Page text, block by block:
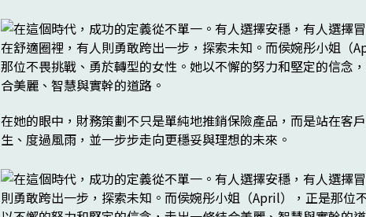
在她的眼中，財務策劃不只是單純地推銷保險產品，而是站在客
生、度過風雨，並一步步走向更穩妥與理想的未來。